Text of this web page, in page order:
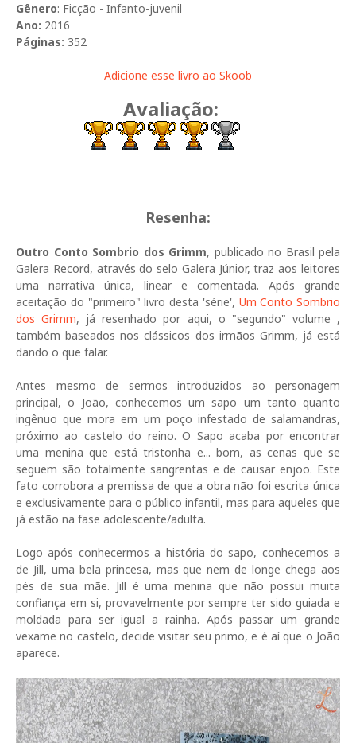
Gênero: Ficção - Infanto-juvenil
Ano: 2016
Páginas: 352
Adicione esse livro ao Skoob
Avaliação:
Resenha:
Outro Conto Sombrio dos Grimm, publicado no Brasil pela
Galera Record, através do selo Galera Júnior, traz aos leitores
uma narrativa única, linear e comentada. Após grande
aceitação do "primeiro" livro desta 'série', Um Conto Sombrio
dos Grimm, já resenhado por aqui, o "segundo" volume ,
também baseados nos clássicos dos irmãos Grimm, já está
dando o que falar.
Antes mesmo de sermos introduzidos ao personagem
principal, o João, conhecemos um sapo um tanto quanto
ingênuo que mora em um poço infestado de salamandras,
próximo ao castelo do reino. O Sapo acaba por encontrar
uma menina que está tristonha e... bom, as cenas que se
seguem são totalmente sangrentas e de causar enjoo. Este
fato corrobora a premissa de que a obra não foi escrita única
e exclusivamente para o público infantil, mas para aqueles que
já estão na fase adolescente/adulta.
Logo após conhecermos a história do sapo, conhecemos a
de Jill, uma bela princesa, mas que nem de longe chega aos
pés de sua mãe. Jill é uma menina que não possui muita
confiança em si, provavelmente por sempre ter sido guiada e
moldada para ser igual a rainha. Após passar um grande
vexame no castelo, decide visitar seu primo, e é aí que o João
aparece.